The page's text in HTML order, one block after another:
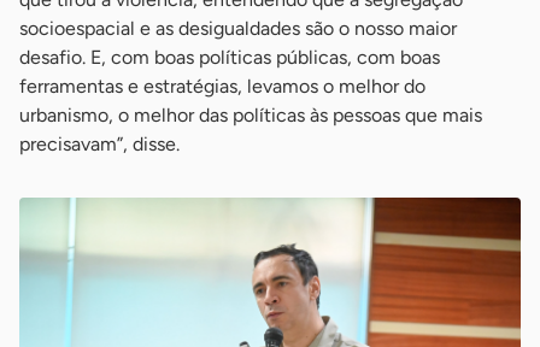
socioespacial e as desigualdades são o nosso maior
desafio. E, com boas políticas públicas, com boas
ferramentas e estratégias, levamos o melhor do
urbanismo, o melhor das políticas às pessoas que mais
precisavam”, disse.